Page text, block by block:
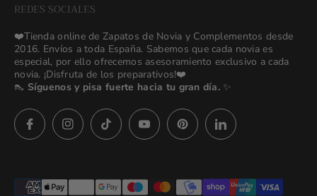
REDES SOCIALES
❤️Tienda online de Zapatos de Novia y Complementos desde
2016. Envíos a toda España. Sabemos que cada novia es
especial, por ello ofrecemos asesoramiento exclusivo a cada
novia. ¡Disfruta de los preparativos!❤️
👠 Síguenos y pisa fuerte hacia tu gran día. ✨
Search
contact us
Asesoras👰🏻24h 627 23 25 76
⭐ Opiniones de Nuestras Novias 👰🏻
💒 Novias Reales 💍✨
🚚 Envío y Cambios
Política de Privacidad
Imágenes descargables